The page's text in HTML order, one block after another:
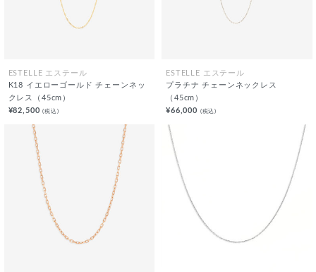
ESTELLE エステール
K18 イエローゴールド チェーンネッ
クレス（45cm）
¥82,500(税込)
ESTELLE エステール
プラチナ チェーンネックレス
（45cm）
¥66,000 (税込)